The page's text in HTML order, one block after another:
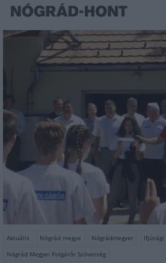
Aktuális Nógrád megye Nógrádmegyer
Nógrád Megyei Polgárőr Szövetség